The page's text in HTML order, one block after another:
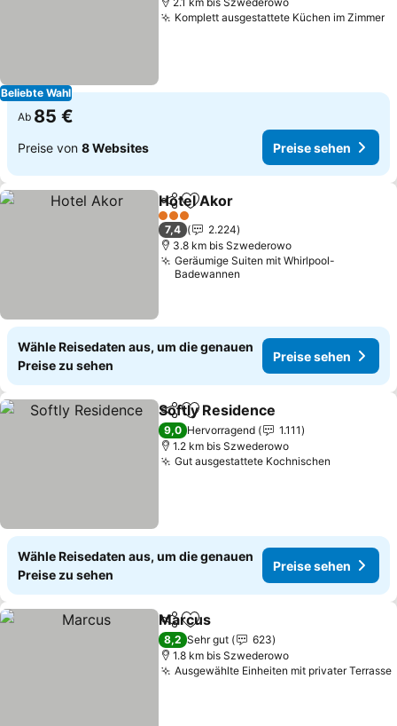
Beliebte Wahl
Komplett ausgestattete Küchen im Zimmer
Ab 85 €
Preise von 8 Websites Preise sehen
TeilenZu Favoriten hinzufügen
Hotel Akor
3 Sterne
7,4
2.224
3.8 km bis Szwederowo
Geräumige Suiten mit Whirlpool-
Badewannen
Wähle Reisedaten aus, um die genauen
Preise zu sehen
Preise sehen
TeilenZu Favoriten hinzufügen
Softly Residence
9,0 Hervorragend
1.111
1.2 km bis Szwederowo
Gut ausgestattete Kochnischen
Wähle Reisedaten aus, um die genauen
Preise zu sehen
Preise sehen
TeilenZu Favoriten hinzufügen
Marcus
8,2 Sehr gut
623
1.8 km bis Szwederowo
Ausgewählte Einheiten mit privater Terrasse